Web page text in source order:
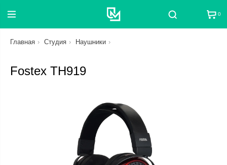
Поиск 0
Главная Студия Наушники
Fostex TH919